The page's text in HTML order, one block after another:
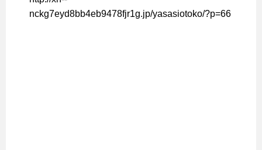
nckg7eyd8bb4eb9478fjr1g.jp/yasasiotoko/?p=66